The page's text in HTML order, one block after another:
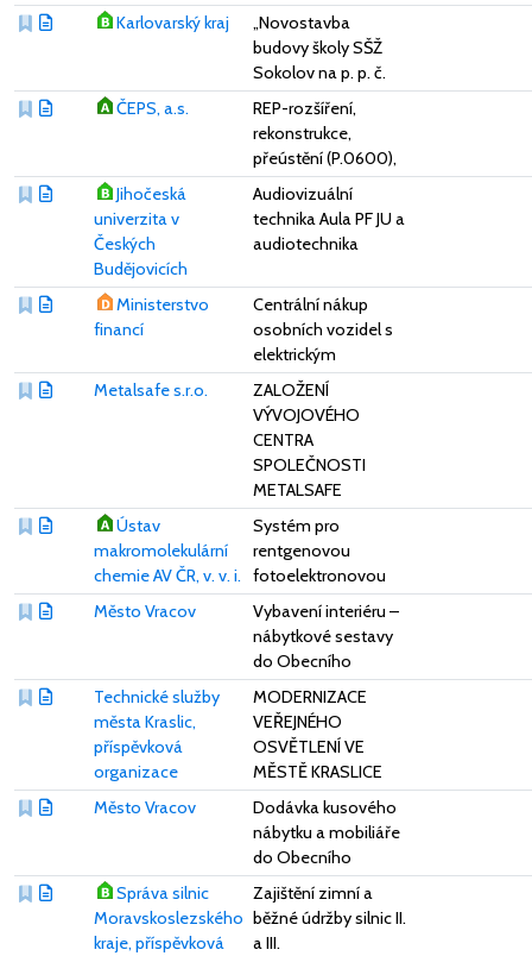
Karlovarský kraj
„Novostavba
budovy školy SŠŽ
Sokolov na p. p. č.
ČEPS, a.s.
REP-rozšíření,
rekonstrukce,
přeústění (P.0600),
Jihočeská
univerzita v
Českých
Budějovicích
Audiovizuální
technika Aula PF JU a
audiotechnika
Ministerstvo
financí
Centrální nákup
osobních vozidel s
elektrickým
Metalsafe s.r.o.
ZALOŽENÍ
VÝVOJOVÉHO
CENTRA
SPOLEČNOSTI
METALSAFE
Ústav
makromolekulární
chemie AV ČR, v. v. i.
Systém pro
rentgenovou
fotoelektronovou
Město Vracov
Vybavení interiéru –
nábytkové sestavy
do Obecního
Technické služby
města Kraslic,
příspěvková
organizace
MODERNIZACE
VEŘEJNÉHO
OSVĚTLENÍ VE
MĚSTĚ KRASLICE
Město Vracov
Dodávka kusového
nábytku a mobiliáře
do Obecního
Správa silnic
Moravskoslezského
kraje, příspěvková
Zajištění zimní a
běžné údržby silnic II.
a III.